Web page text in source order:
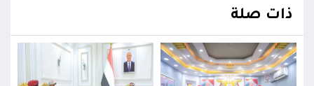
ذات صلة